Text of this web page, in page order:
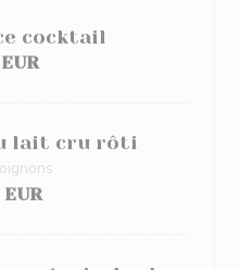
cocktail
lait cru rôti